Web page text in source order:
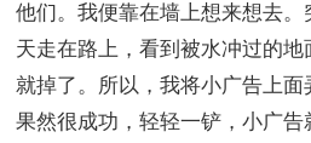
他们。我便靠在墙上想来想去
天走在路上，看到被水冲过的
就掉了。所以，我将小广告上面
果然很成功，轻轻一铲，小广告